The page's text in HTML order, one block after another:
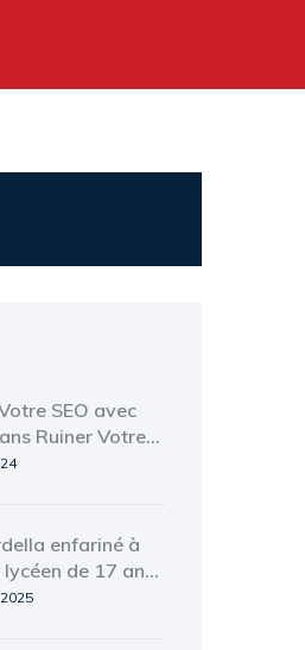
SEO avec
Ruiner Votre
enfariné à
lycéen de 17 ans